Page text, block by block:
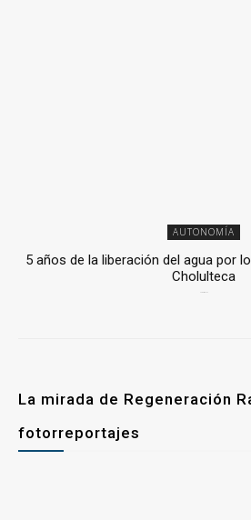
AUTONOMÍA
5 años de la liberación del agua por
Cholulteca
La mirada de Regeneración
fotorreportajes